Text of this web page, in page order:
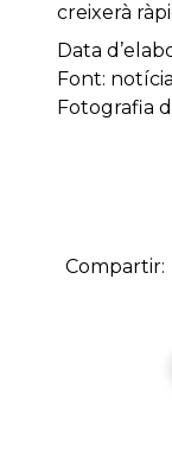
creixerà
Data
Font:
Fotografia
Compartir: